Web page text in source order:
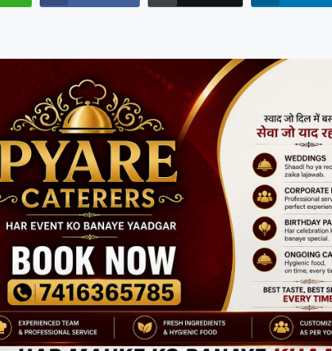
रैना समेत 6
के फिल्म
चक...
में चमका